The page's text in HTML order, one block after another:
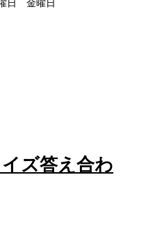
日 金曜日
ズ答え合わ